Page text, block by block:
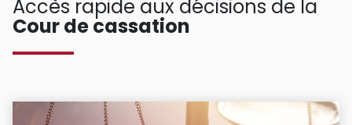
Accès rapide aux décisions de la
Cour de cassation